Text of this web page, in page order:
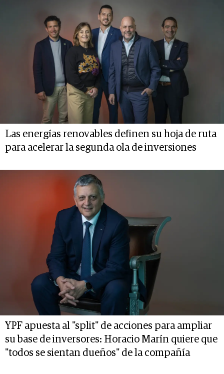
Las energías renovables definen su hoja de ruta
para acelerar la segunda ola de inversiones
YPF apuesta al "split" de acciones para ampliar
su base de inversores: Horacio Marín quiere que
"todos se sientan dueños" de la compañía